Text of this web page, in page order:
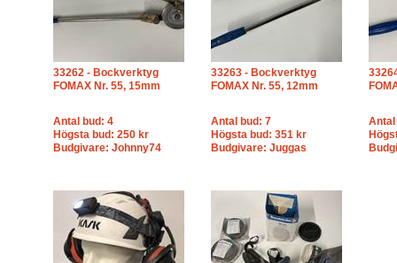
33262 - Bockverktyg
FOMAX Nr. 55, 15mm
Antal bud: 4
Högsta bud: 250 kr
Budgivare: Johnny74
33263 - Bockverktyg
FOMAX Nr. 55, 12mm
Antal bud: 7
Högsta bud: 351 kr
Budgivare: Juggas
Antal